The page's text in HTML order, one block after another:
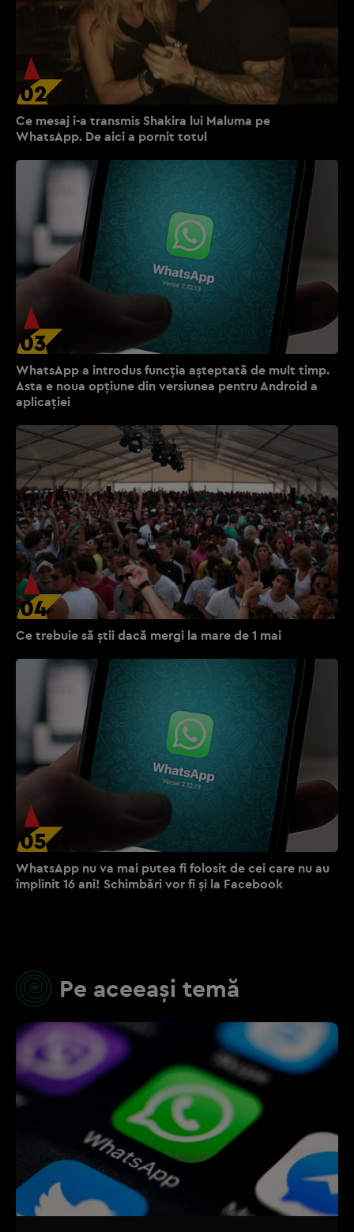
02
Ce mesaj i-a transmis Shakira lui Maluma pe
WhatsApp. De aici a pornit totul
03
WhatsApp a introdus funcţia aşteptată de mult timp.
Asta e noua opţiune din versiunea pentru Android a
aplicaţiei
04
Ce trebuie să ştii dacă mergi la mare de 1 mai
05
WhatsApp nu va mai putea fi folosit de cei care nu au
împlinit 16 ani! Schimbări vor fi şi la Facebook
Pe aceeași temă